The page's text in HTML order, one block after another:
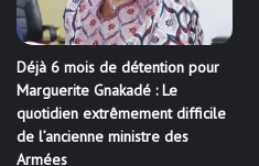
Déjà 6 mois de détention pour
Marguerite Gnakadé : Le
quotidien extrêmement difficile
de l’ancienne ministre des
Armées